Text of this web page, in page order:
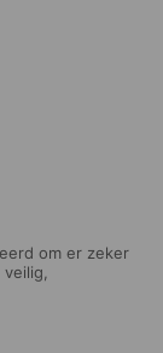
om er zeker